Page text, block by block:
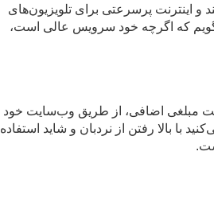
و اینترنت پرسرعتی برای تلویزیون‌های
که اگرچه خود سرویس عالی است،
مبلغی اضافی، از طریق وب‌سایت خود
با بالا رفتن از نردبان و شاید استفاده
.